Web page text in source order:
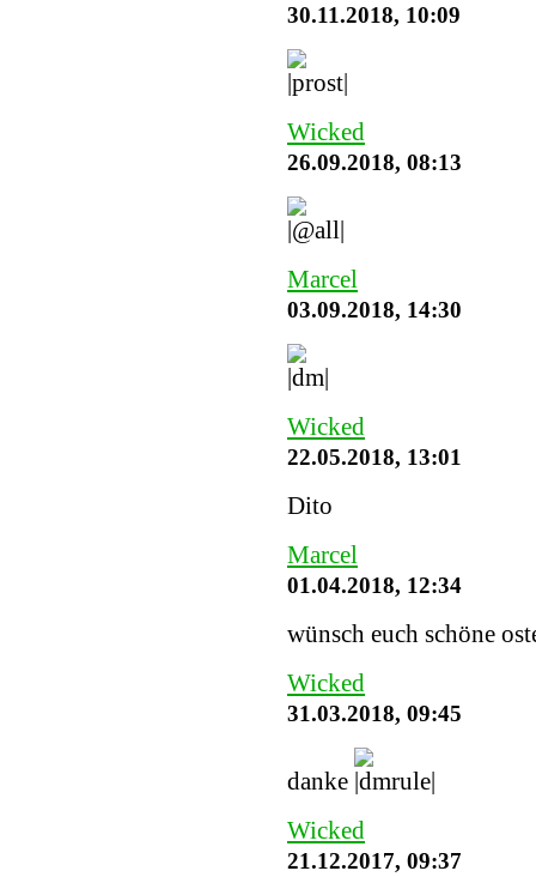
30.11.2018, 10:09
Wicked
26.09.2018, 08:13
Marcel
03.09.2018, 14:30
Wicked
22.05.2018, 13:01
Dito
Marcel
01.04.2018, 12:34
wünsch euch schöne
Wicked
31.03.2018, 09:45
danke
Wicked
21.12.2017, 09:37